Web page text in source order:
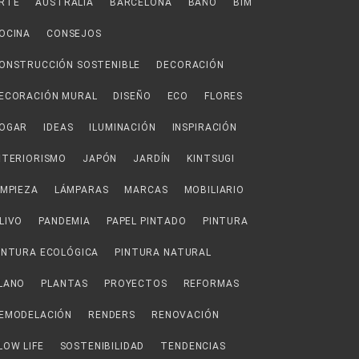
AUSTRALIA BARCELONA BAÑO BIM
CONSEJOS
SOSTENIBLE DECORACIÓN
MURAL DISEÑO ECO FLORES
IDEAS ILUMINACIÓN INSPIRACIÓN
JAPÓN JARDÍN KINTSUGI
LÁMPARAS MARCAS MOBILIARIO
PANDEMIA PAPEL PINTADO PINTURA
ECOLÓGICA PINTURA NATURAL
PLANTAS PROYECTOS REFORMAS
RENDERS RENOVACIÓN
LIFE SOSTENIBILIDAD TENDENCIAS